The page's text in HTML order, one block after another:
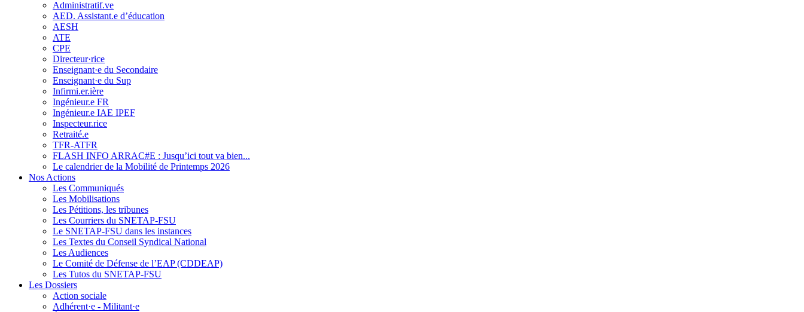
Administratif.ve
AED. Assistant.e d’éducation
AESH
ATE
CPE
Directeur·rice
Enseignant·e du Secondaire
Enseignant·e du Sup
Infirmi.er.ière
Ingénieur.e FR
Ingénieur.e IAE IPEF
Inspecteur.rice
Retraité.e
TFR-ATFR
FLASH INFO ARRAC#E : Jusqu’ici tout va bien...
Le calendrier de la Mobilité de Printemps 2026
Nos Actions
Les Communiqués
Les Mobilisations
Les Pétitions, les tribunes
Les Courriers du SNETAP-FSU
Le SNETAP-FSU dans les instances
Les Textes du Conseil Syndical National
Les Audiences
Le Comité de Défense de l’EAP (CDDEAP)
Les Tutos du SNETAP-FSU
Les Dossiers
Action sociale
Adhérent·e - Militant·e